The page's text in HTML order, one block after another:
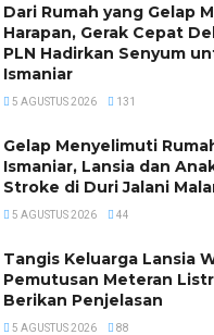
Dari Rumah yang Gelap
Harapan, Gerak Cepat
PLN Hadirkan Senyum
Ismaniar
5 AGUSTUS 2026 131
Gelap Menyelimuti
Ismaniar, Lansia dan
Stroke di Duri Jalani
5 AGUSTUS 2026 44
Tangis Keluarga Lansia
Pemutusan Meteran
Berikan Penjelasan
5 AGUSTUS 2026 88